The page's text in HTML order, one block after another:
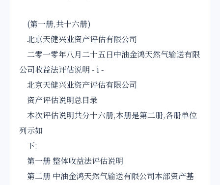
(第一册,共十六册)
北京天健兴业资产评估有限公司
二零一零年八月二十五日中油金鸿天然气输送有限
公司收益法评估说明 - i -
北京天健兴业资产评估有限公司
资产评估说明总目录
本次评估说明共分十六册,本册是第二册,各册单位
列示如
下:
第一册 整体收益法评估说明
第二册 中油金鸿天然气输送有限公司本部资产基